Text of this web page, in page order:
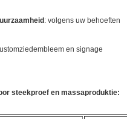
: volgens uw behoeften
en signage
steekproef en massaproduktie: